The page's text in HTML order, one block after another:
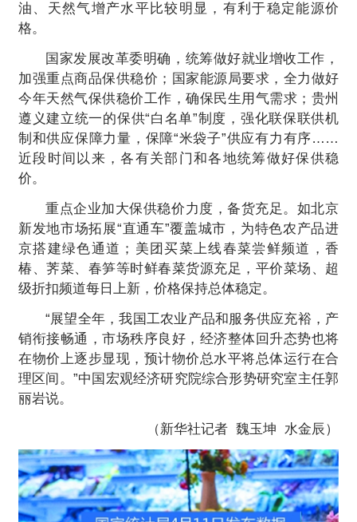
油、天然气增产水平比较明显，有利于稳定能源价
格。
国家发展改革委明确，统筹做好就业增收工作，
加强重点商品保供稳价；国家能源局要求，全力做好
今年天然气保供稳价工作，确保民生用气需求；贵州
遵义建立统一的保供“白名单”制度，强化联保联供机
制和供应保障力量，保障“米袋子”供应有力有序……
近段时间以来，各有关部门和各地统筹做好保供稳
价。
重点企业加大保供稳价力度，备货充足。如北京
新发地市场拓展“直通车”覆盖城市，为特色农产品进
京搭建绿色通道；美团买菜上线春菜尝鲜频道，香
椿、荠菜、春笋等时鲜春菜货源充足，平价菜场、超
级折扣频道每日上新，价格保持总体稳定。
“展望全年，我国工农业产品和服务供应充裕，产
销衔接畅通，市场秩序良好，经济整体回升态势也将
在物价上逐步显现，预计物价总水平将总体运行在合
理区间。”中国宏观经济研究院综合形势研究室主任郭
丽岩说。
（新华社记者 魏玉坤 水金辰）